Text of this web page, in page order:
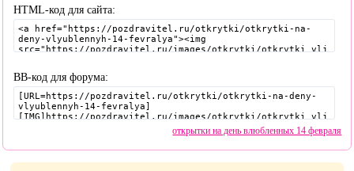
HTML-код для сайта:
BB-код для форума:
открытки на день влюбленных 14 февраля